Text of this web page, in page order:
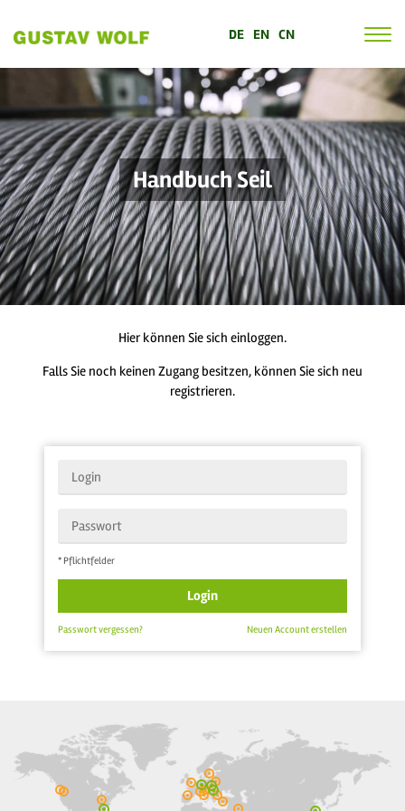
DE EN CN
Handbuch Seil
Hier können Sie sich einloggen.
Falls Sie noch keinen Zugang besitzen, können Sie sich neu
registrieren.
* Pflichtfelder
Login
Neuen Account erstellen
Passwort vergessen?